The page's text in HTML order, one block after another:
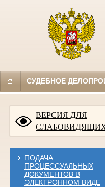
СУДЕБНОЕ
ВЕРСИЯ ДЛЯ
ПОДАЧА
ПРОЦЕССУАЛЬНЫХ
ДОКУМЕНТОВ В
ЭЛЕКТРОННОМ ВИДЕ